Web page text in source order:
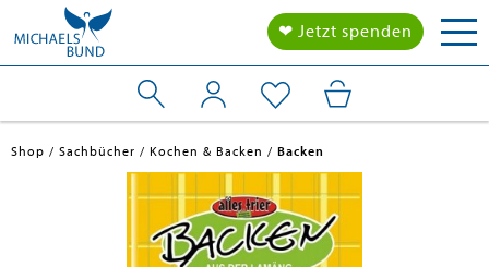
❤ Jetzt spenden
Shop Sachbücher Kochen & Backen Backen